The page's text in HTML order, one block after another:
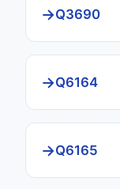
Q3690
Q6164
Q6165